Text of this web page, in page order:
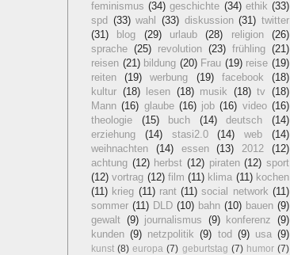
feminismus (34) geschichte (34) ethik (33)
spd (33) wahl (33) diskussion (31) twitter
(31)
blog (29) urlaub (28) religion
(26)
sprache (25) revolution (23) frühling (21)
reisen (21) bildung (20) Frau (19) reise (19)
reiten
(19) werbung (19) facebook
(18)
kultur (18) lesen (18) musik (18) tv
(18)
Mann (16) glaube (16) job (16) video (16)
theologie
(15) buch (14) deutsch
(14)
erziehung
(14) stasi2.0 (14) web
(14)
weihnachten
(14) essen (13) 2012
(12)
achtung (12) herbst (12) piraten (12) sport
(12) vortrag (12) film (11) klima (11) kochen
(11) krieg (11) rant (11) social network (11)
sommer (11) DLD (10) bahn (10) bauen (9)
gewalt (9) journalismus (9) konferenz
(9)
kunden (9) netzpolitik (9) tod (9) usa (9)
kunst (8) europa (7) geburtstag (7) humor (7)